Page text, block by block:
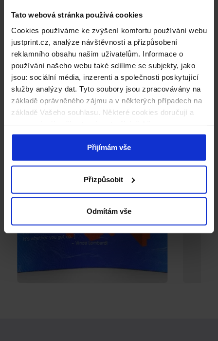
Tato webová stránka používá cookies
Cookies používáme ke zvýšení komfortu používání webu
justprint.cz, analýze návštěvnosti a přizpůsobení
reklamního obsahu našim uživatelům. Informace o
používání našeho webu také sdílíme se subjekty, jako
jsou: sociální média, inzerenti a společnosti poskytující
služby analýzy dat. Tyto soubory jsou zpracovávány na
základě oprávněného zájmu a v některých případech na
základě Vašeho souhlasu. Některé cookies doručují a
naleznete níže. Kliknutím na „Přijímám vše“ souhlasíte s
naším používáním všech výše uvedených typů souborů
cookie (cookies). Pokud kliknete na tlačítko „Odmítám
našich stránek. Pokud se chcete sami rozhodnout, jaké
typy cookies budou používány, klikněte na „Přizpůsobit“.
Přijímám vše
Přizpůsobit
Odmítám vše
přitahuje pozornost. Měňte své sdělení tak často, jak
chcete, a buďte vždy o krok napřed před konkurencí.
Poznejte rovněž celou řadu výstavních systémů
dostupných na Justprint - klikněte a podívejte se